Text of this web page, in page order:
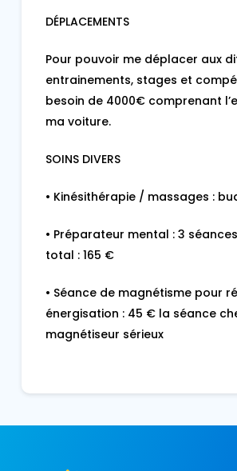
DÉPLACEMENTS
Pour pouvoir me déplacer aux
entrainements, stages et
besoin de 4000€ comprenant
ma voiture.
SOINS DIVERS
• Kinésithérapie / massages :
• Préparateur mental : 3
total : 165 €
• Séance de magnétisme pour
énergisation : 45 € la séance
magnétiseur sérieux